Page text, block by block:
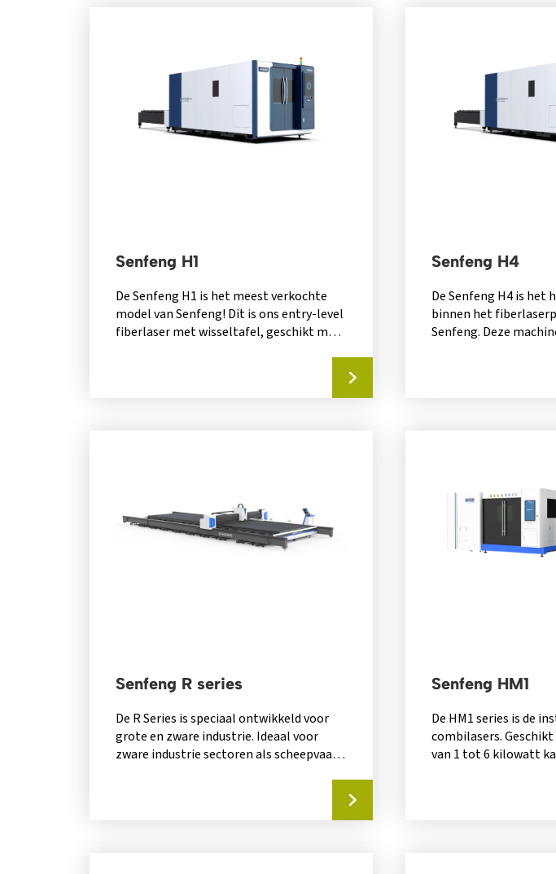
Senfeng H1
De Senfeng H1 is het meest verkochte
model van Senfeng! Dit is ons entry-level
fiberlaser met wisseltafel, geschikt met
Senfeng H4
De Senfeng H4 is het
binnen het
Senfeng. Deze
Senfeng R series
De R Series is speciaal ontwikkeld voor
grote en zware industrie. Ideaal voor
zware industrie sectoren als scheepvaart,
Senfeng HM1
De HM1 series is de
combilasers.
van 1 tot 6 kilowatt